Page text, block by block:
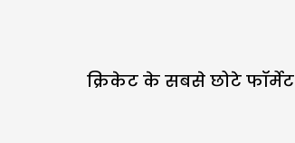
क्रिकेट के सबसे छोटे